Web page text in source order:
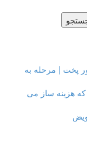
پخت | مرحله به
که هزینه ساز می